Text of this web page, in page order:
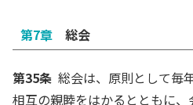
第7章総会
第35条 総会は、原則として毎
相互の親睦をはかるとともに、